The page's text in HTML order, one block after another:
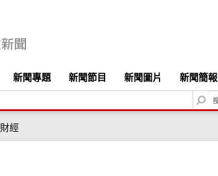
新聞專題 新聞節目 新聞圖片 新聞簡報
S
e
c
財經